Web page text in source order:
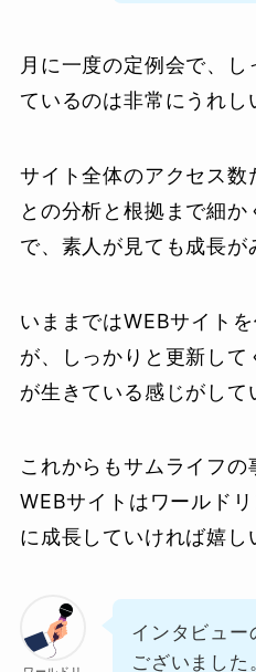
月に一度の定例会で、し
ているのは非常にうれし
サイト全体のアクセス
との分析と根拠まで細
で、素人が見ても成長が
いままではWEBサイト
が、しっかりと更新して
が生きている感じがして
これからもサムライフの
WEBサイトはワールド
に成長していければ嬉し
インタビュー
ございました